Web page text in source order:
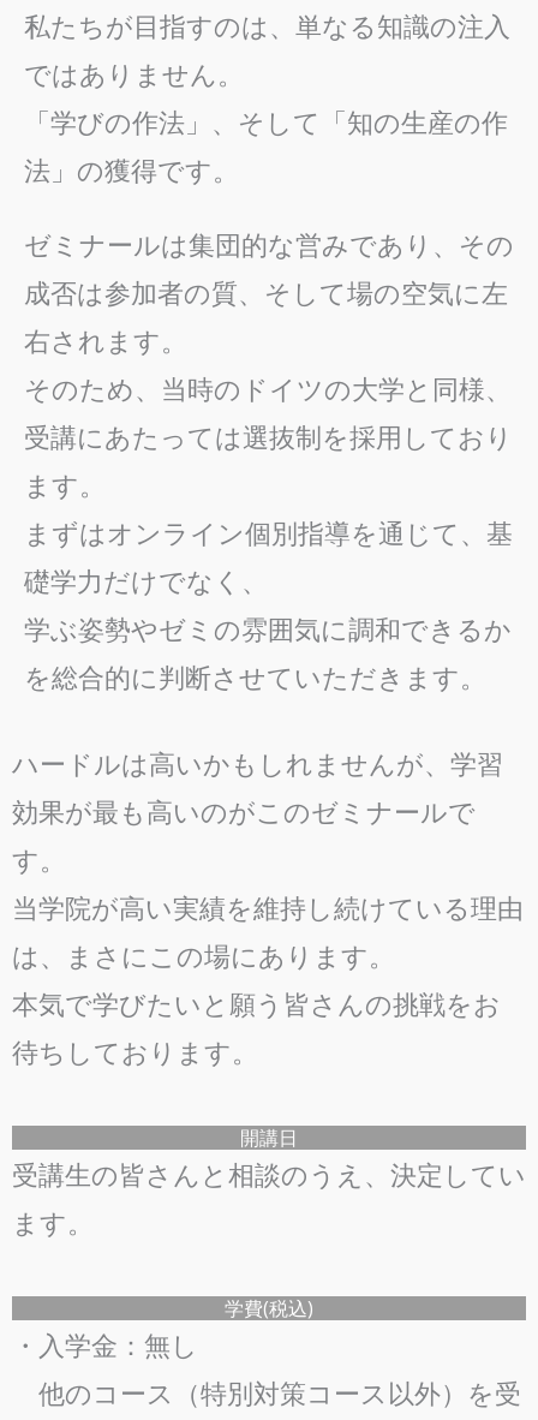
私たちが目指すのは、単なる知識の注入
ではありません。
「学びの作法」、そして「知の生産の作
法」の獲得です。
ゼミナールは集団的な営みであり、その
成否は参加者の質、そして場の空気に左
右されます。
そのため、当時のドイツの大学と同様、
受講にあたっては選抜制を採用しており
ます。
まずはオンライン個別指導を通じて、基
礎学力だけでなく、
学ぶ姿勢やゼミの雰囲気に調和できるか
を総合的に判断させていただきます。
ハードルは高いかもしれませんが、学習
効果が最も高いのがこのゼミナールで
す。
当学院が高い実績を維持し続けている理由
は、まさにこの場にあります。
本気で学びたいと願う皆さんの挑戦をお
待ちしております。
開講日
受講生の皆さんと相談のうえ、決定してい
ます。
学費(税込)
・入学金：無し
他のコース（特別対策コース以外）を受